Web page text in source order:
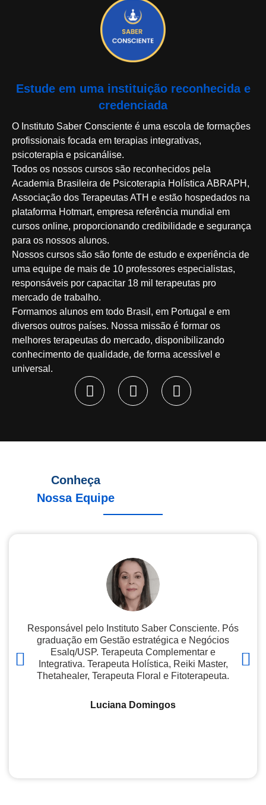
Estude em uma instituição reconhecida e
credenciada
O Instituto Saber Consciente é uma escola de formações
profissionais focada em terapias integrativas,
psicoterapia e psicanálise.
Todos os nossos cursos são reconhecidos pela
Academia Brasileira de Psicoterapia Holística ABRAPH,
Associação dos Terapeutas ATH e estão hospedados na
plataforma Hotmart, empresa referência mundial em
cursos online, proporcionando credibilidade e segurança
para os nossos alunos.
Nossos cursos são são fonte de estudo e experiência de
uma equipe de mais de 10 professores especialistas,
responsáveis por capacitar 18 mil terapeutas pro
mercado de trabalho.
Formamos alunos em todo Brasil, em Portugal e em
diversos outros países. Nossa missão é formar os
melhores terapeutas do mercado, disponibilizando
conhecimento de qualidade, de forma acessível e
universal.
Conheça
Nossa Equipe
Responsável pelo Instituto Saber Consciente. Pós
graduação em Gestão estratégica e Negócios
Esalq/USP. Terapeuta Complementar e
Integrativa. Terapeuta Holística, Reiki Master,
Thetahealer, Terapeuta Floral e Fitoterapeuta.
Luciana Domingos